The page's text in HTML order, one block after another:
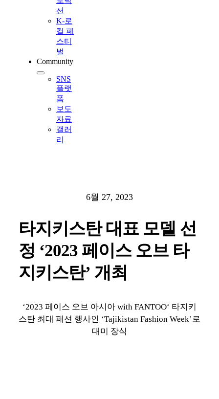
션
K-로
컬 페
스티
벌
Community
SNS
플랫
폼
보도
자료
갤러
리
6월 27, 2023
타지키스탄 대표 모델 선
정 ‘2023 페이스 오브 타
지키스탄’ 개최
‘2023 페이스 오브 아시아 with FANTOO‘ 타지키
스탄 최대 패션 행사인 ‘Tajikistan Fashion Week’로
대미 장식